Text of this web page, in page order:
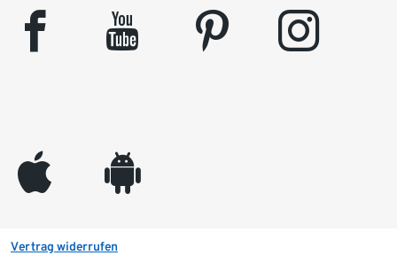
facebook youtube pinterest instagram
appleinc android
Vertrag widerrufen